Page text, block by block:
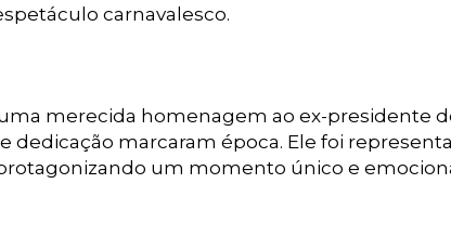
carnavalesco.
merecida homenagem ao ex-presidente
dedicação marcaram época. Ele foi
um momento único e